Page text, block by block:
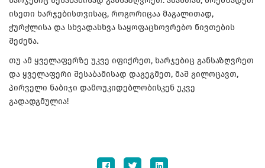
ისეთი ხარჯებისთვისაც, როგორიცაა მაგალითად,
ჭურჭლისა და სხვადასხვა საყოფაცხოვრებო ნივთების
შეძენა.
თუ ამ ყველაფერზე უკვე იფიქრეთ, ხარჯებიც განსაზღვრეთ
და ყველაფერი შესაბამისად დაგეგმეთ, მაშ გილოცავთ,
პირველი ნაბიჯი დამოუკიდებლობისკენ უკვე
გადადგმულია!